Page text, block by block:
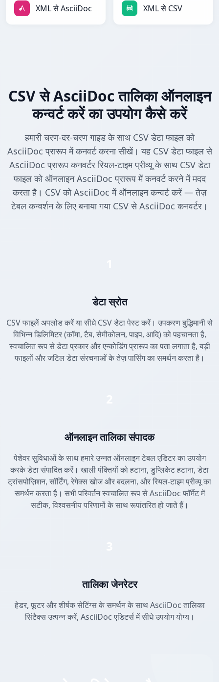
XML से AsciiDoc XML से CSV
CSV से AsciiDoc तालिका ऑनलाइन
कन्वर्ट करें का उपयोग कैसे करें
हमारी चरण-दर-चरण गाइड के साथ CSV डेटा फाइल को
AsciiDoc प्रारूप में कनवर्ट करना सीखें। यह CSV डेटा फाइल से
AsciiDoc प्रारूप कनवर्टर रियल-टाइम प्रीव्यू के साथ CSV डेटा
फाइल को ऑनलाइन AsciiDoc प्रारूप में कनवर्ट करने में मदद
करता है। CSV को AsciiDoc में ऑनलाइन कन्वर्ट करें — तेज़
टेबल कन्वर्शन के लिए बनाया गया CSV से AsciiDoc कनवर्टर।
डेटा स्रोत
CSV फाइलें अपलोड करें या सीधे CSV डेटा पेस्ट करें। उपकरण बुद्धिमानी से
विभिन्न डिलिमिटर (कॉमा, टैब, सेमीकोलन, पाइप, आदि) को पहचानता है,
स्वचालित रूप से डेटा प्रकार और एन्कोडिंग प्रारूप का पता लगाता है, बड़ी
फाइलों और जटिल डेटा संरचनाओं के तेज़ पार्सिंग का समर्थन करता है।
ऑनलाइन तालिका संपादक
पेशेवर सुविधाओं के साथ हमारे उन्नत ऑनलाइन टेबल एडिटर का उपयोग
करके डेटा संपादित करें। खाली पंक्तियों को हटाना, डुप्लिकेट हटाना, डेटा
ट्रांसपोज़िशन, सॉर्टिंग, रेगेक्स खोज और बदलना, और रियल-टाइम प्रीव्यू का
समर्थन करता है। सभी परिवर्तन स्वचालित रूप से AsciiDoc फॉर्मेट में
सटीक, विश्वसनीय परिणामों के साथ रूपांतरित हो जाते हैं।
तालिका जेनरेटर
हेडर, फूटर और शीर्षक सेटिंग्स के समर्थन के साथ AsciiDoc तालिका
सिंटैक्स उत्पन्न करें, AsciiDoc एडिटर्स में सीधे उपयोग योग्य।